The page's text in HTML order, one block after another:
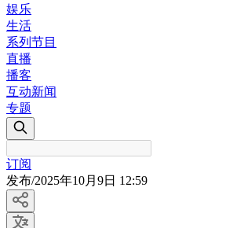
娱乐
生活
系列节目
直播
播客
互动新闻
专题
订阅
发布/2025年10月9日 12:59